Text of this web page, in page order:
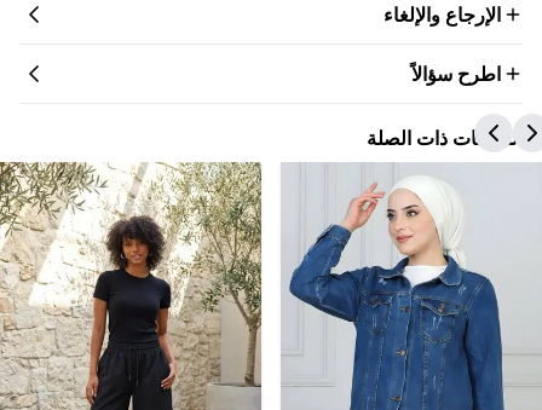
الإرجاع والإلغاء
اطرح سؤالاً
المنتجات ذات الصلة